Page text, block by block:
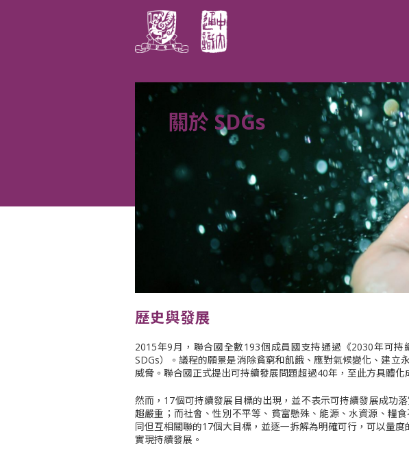
關於 SDGs
歷史與發展
2015年9月，聯合國全數193個成員國支持通過《2030年可
SDGs）。議程的願景是消除貧窮和飢餓、應對氣候變化、建
威脅。聯合國正式提出可持續發展問題超過40年，至此方具體
然而，17個可持續發展目標的出現，並不表示可持續發展成功
趨嚴重；而社會、性別不平等、貧富懸殊、能源、水資源、糧
同但互相關聯的17個大目標，並逐一拆解為明確可行，可以量
實現持續發展。